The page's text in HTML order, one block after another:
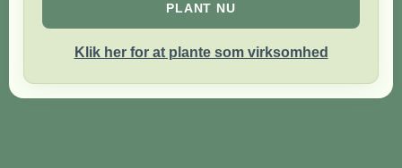
PLANT NU
Klik her for at plante som virksomhed